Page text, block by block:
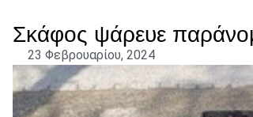
Σκάφος ψάρευε
23 Φεβρουαρίου, 2024